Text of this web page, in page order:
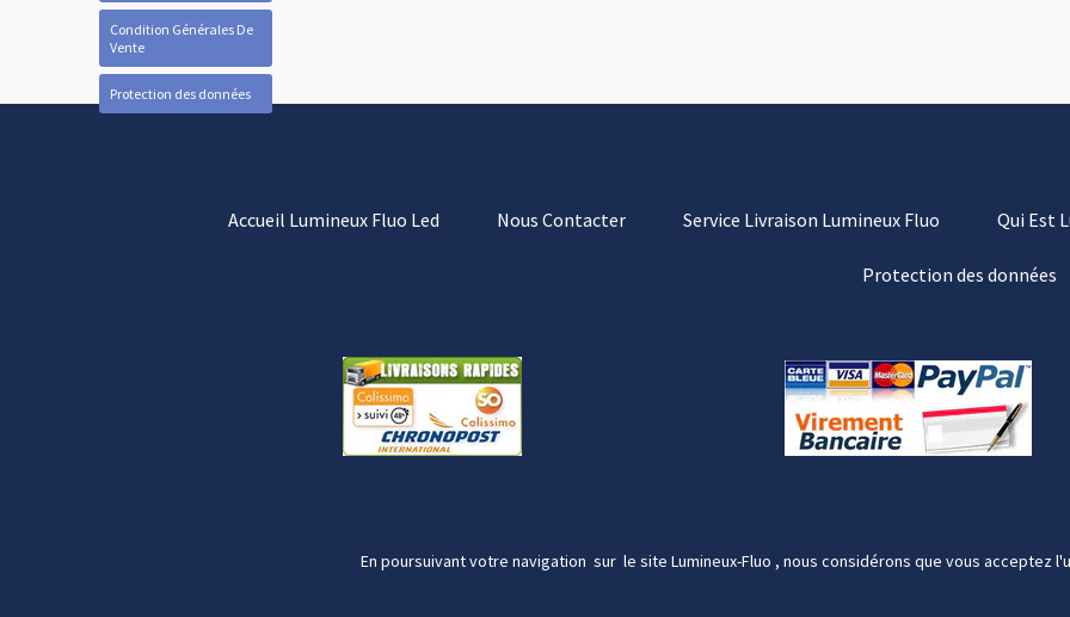
Condition Générales De
Vente
Protection des données
Accueil Lumineux Fluo Led Nous Contacter Service Livraison Lumineux Fluo Qui Est
Protection des données
En poursuivant votre navigation sur le site Lumineux-Fluo , nous considérons que vous acceptez